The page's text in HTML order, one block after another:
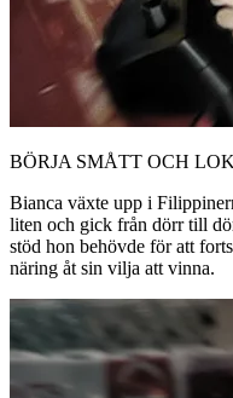
BÖRJA SMÅTT OCH
Bianca växte upp i
liten och gick från dörr till
stöd hon behövde för att
näring åt sin vilja att vinna.